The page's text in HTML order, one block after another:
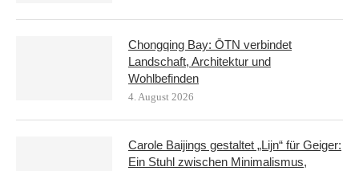
Chongqing Bay: ŌTN verbindet
Landschaft, Architektur und
Wohlbefinden
4. August 2026
Carole Baijings gestaltet „Lijn“ für Geiger:
Ein Stuhl zwischen Minimalismus,